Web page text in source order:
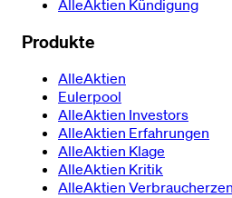
AlleAktien Kündigung
Produkte
AlleAktien
Eulerpool
AlleAktien Investors
AlleAktien Erfahrungen
AlleAktien Klage
AlleAktien Kritik
AlleAktien